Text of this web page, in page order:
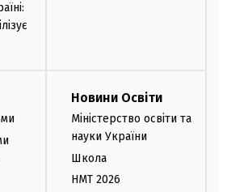
Новини Освіти
Міністерство освіти та
науки України
Школа
НМТ 2026